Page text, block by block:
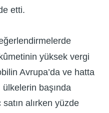
etti.
yüksek vergi
Avrupa’da ve hatta
ülkelerin başında
alırken yüzde